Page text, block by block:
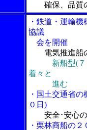
確保、品質
・鉄道・運輸
協議
会を開催
電気推進船
新船型(
着々と
進む
・国土交通省
０日)
安全･安心
・栗林商船の